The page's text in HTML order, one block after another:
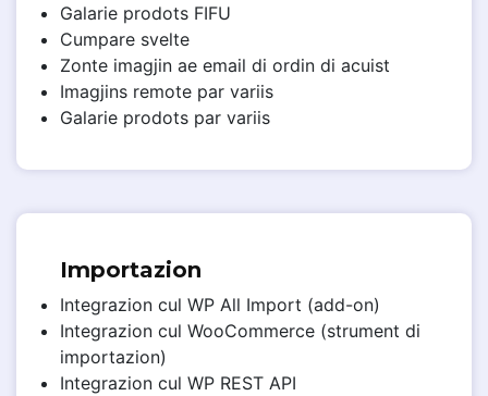
Galarie prodots FIFU
Cumpare svelte
Zonte imagjin ae email di ordin di acuist
Imagjins remote par variis
Galarie prodots par variis
Importazion
Integrazion cul WP All Import (add-on)
Integrazion cul WooCommerce (strument di
importazion)
Integrazion cul WP REST API